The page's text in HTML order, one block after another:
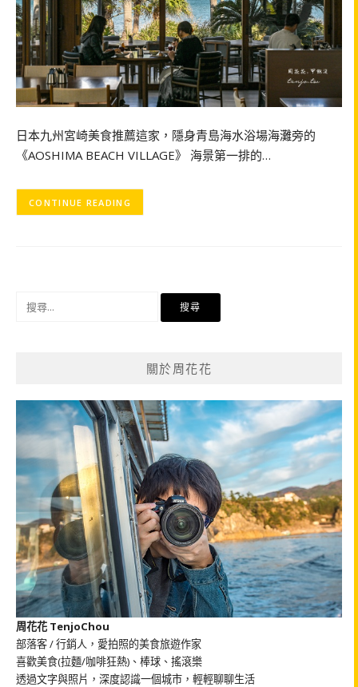
日本九州宮崎美食推薦這家，隱身青島海水浴場海灘旁的
《AOSHIMA BEACH VILLAGE》 海景第一排的…
CONTINUE READING
關於周花花
周花花 TenjoChou
部落客 / 行銷人，愛拍照的美食旅遊作家
喜歡美食(拉麵/咖啡狂熱)、棒球、搖滾樂
透過文字與照片，深度認識一個城市，輕輕聊聊生活